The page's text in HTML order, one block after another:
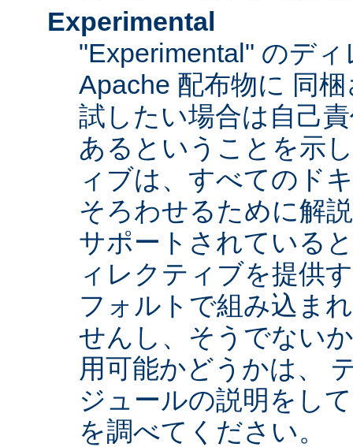
Experimental
"Experimental" のデ
Apache 配布物に 同
試したい場合は自己
あるということを示
ィブは、すべてのド
そろわせるために解
サポートされている
ィレクティブを提供
フォルトで組み込ま
せんし、そうでない
用可能かどうかは、
ジュールの説明をし
を調べてください。